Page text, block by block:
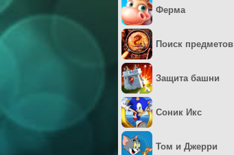
Ферма
Поиск предметов
Защита башни
Соник Икс
Том и Джерри